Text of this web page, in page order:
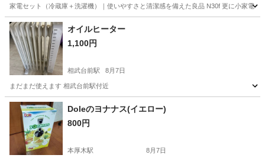
家電セット（冷蔵庫＋洗濯機）｜使いやすさと清潔感を備えた良品 N30f 更に小家電
神奈川 横浜市 生活家電
オイルヒーター
1,100円
相武台前駅 8月7日
まだまだ使えます 相武台前駅付近
神奈川 相模原市 相武台前駅 季節、空調家電
Doleのヨナナス(イエロー)
800円
本厚木駅 8月7日